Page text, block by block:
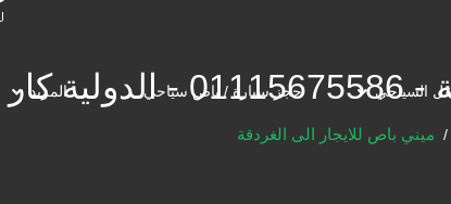
السياحي حجز سيارة / باص سياحي المزيد كار
ميني باص للايجار الى الغردقة